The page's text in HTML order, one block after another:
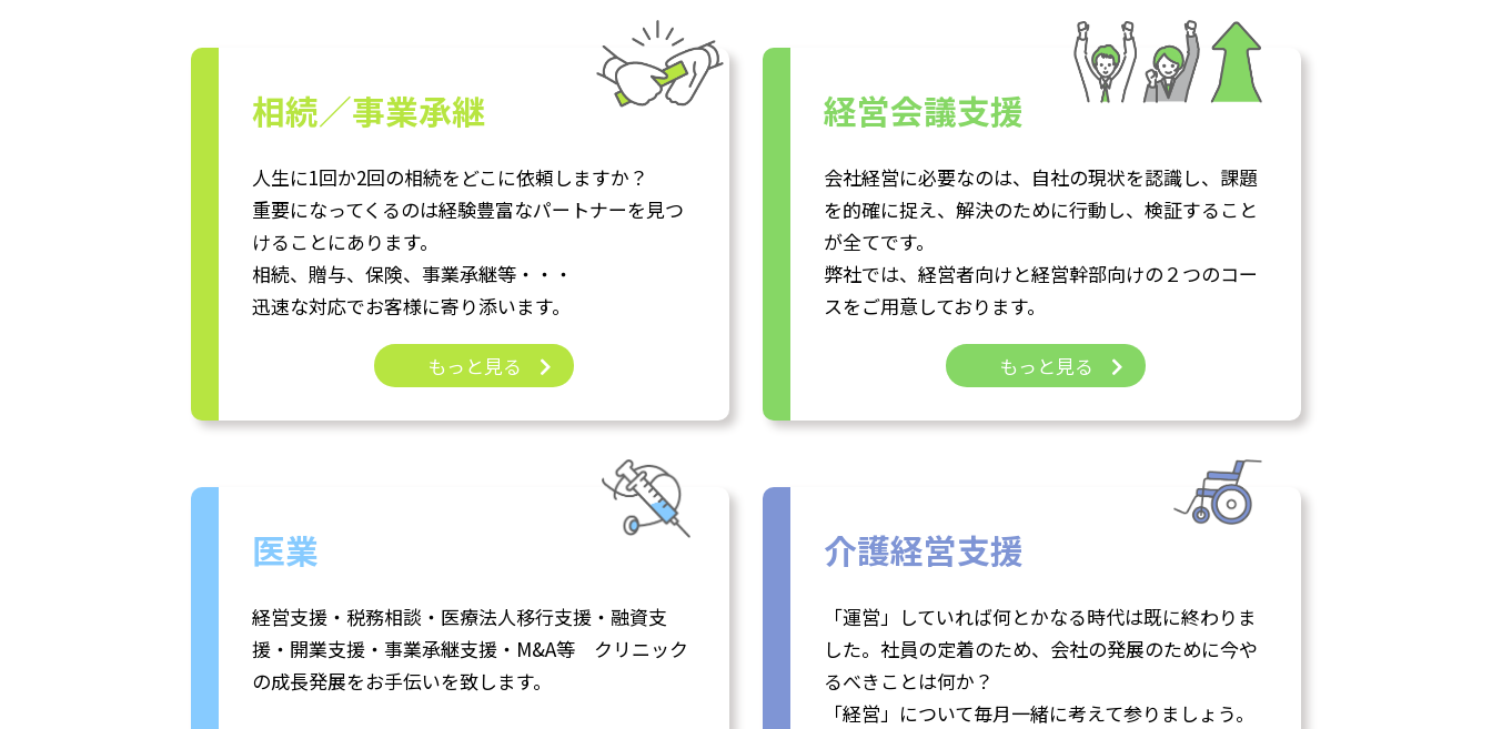
相続／事業承継
人生に1回か2回の相続をどこに依頼しますか？
重要になってくるのは経験豊富なパートナーを見つ
けることにあります。
相続、贈与、保険、事業承継等・・・
迅速な対応でお客様に寄り添います。
もっと見る
経営会議支援
会社経営に必要なのは、自社の現状を認識し、課題
を的確に捉え、解決のために行動し、検証すること
が全てです。
弊社では、経営者向けと経営幹部向けの２つのコー
スをご用意しております。
もっと見る
医業
経営支援・税務相談・医療法人移行支援・融資支
援・開業支援・事業承継支援・M&A等 クリニック
の成長発展をお手伝いを致します。
介護経営支援
「運営」していれば何とかなる時代は既に終わりま
した。社員の定着のため、会社の発展のために今や
るべきことは何か？
「経営」について毎月一緒に考えて参りましょう。